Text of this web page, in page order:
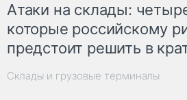
Атаки на склады:
которые российскому
предстоит решить в
Склады и грузовые терминалы